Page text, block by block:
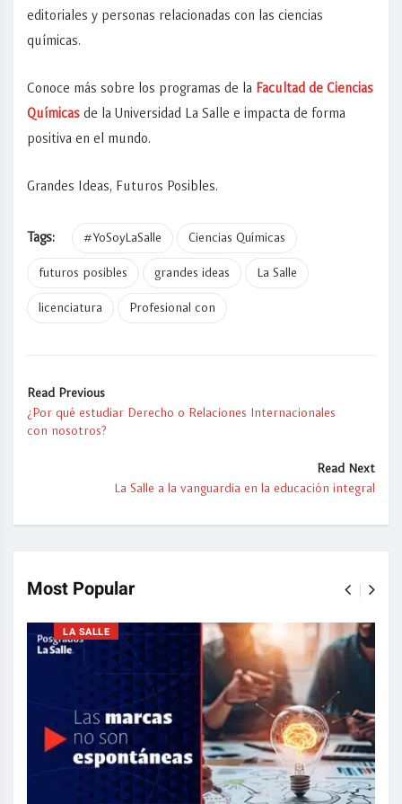
editoriales y personas relacionadas con las ciencias
químicas.
Conoce más sobre los programas de la Facultad de Ciencias
Químicas de la Universidad La Salle e impacta de forma
positiva en el mundo.
Grandes Ideas, Futuros Posibles.
Tags: #YoSoyLaSalle Ciencias Químicas
futuros posibles grandes ideas La Salle
licenciatura Profesional con
Read Previous
¿Por qué estudiar Derecho o Relaciones Internacionales
con nosotros?
Read Next
La Salle a la vanguardia en la educación integral
Most Popular
LA SALLE